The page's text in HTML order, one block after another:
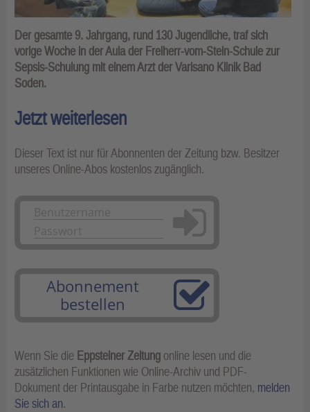
Der gesamte 9. Jahrgang, rund 130 Jugendliche, traf sich
vorige Woche in der Aula der Freiherr-vom-Stein-Schule zur
Sepsis-Schulung mit einem Arzt der Varisano Klinik Bad
Soden.
Jetzt weiterlesen
Dieser Text ist nur für Abonnenten der Zeitung bzw. Besitzer
unseres Online-Abos kostenlos zugänglich.
Anmelden
Abonnement
bestellen
Wenn Sie die Eppsteiner Zeitung online lesen und die
zusätzlichen Funktionen wie Online-Archiv und PDF-
Dokument der Printausgabe in Farbe nutzen möchten, melden
Sie sich an.